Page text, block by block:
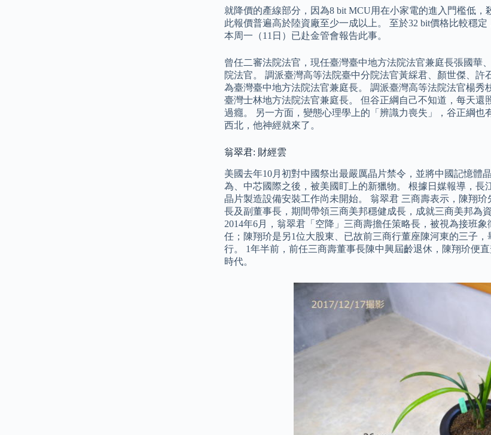
就降價的產線部分，因為8 bit MCU用在小家電的進入門檻低
此報價普遍高於陸資廠至少一成以上。 至於32 bit價格比較穩
本周一（11日）已赴金管會報告此事。
曾任二審法院法官，現任臺灣臺中地方法院法官兼庭長張國華
院法官。 調派臺灣高等法院臺中分院法官黃綵君、顏世傑、
為臺灣臺中地方法院法官兼庭長。 調派臺灣高等法院法官楊
臺灣士林地方法院法官兼庭長。 但谷正綱自己不知道，每天
過癮。 另一方面，變態心理學上的「辨識力喪失」，谷正綱
西北，他神經就來了。
翁翠君: 財經雲
美國去年10月初對中國祭出最嚴厲晶片禁令，並將中國記憶體
為、中芯國際之後，被美國盯上的新獵物。 根據日媒報導，長
晶片製造設備安裝工作尚未開始。 翁翠君 三商壽表示，陳翔
長及副董事長，期間帶領三商美邦穩健成長，成就三商美邦為
2014年6月，翁翠君「空降」三商壽擔任策略長，被視為接班
任；陳翔玠是另1位大股東、已故前三商行董座陳河東的三子
行。 1年半前，前任三商壽董事長陳中興屆齡退休，陳翔玠便
時代。